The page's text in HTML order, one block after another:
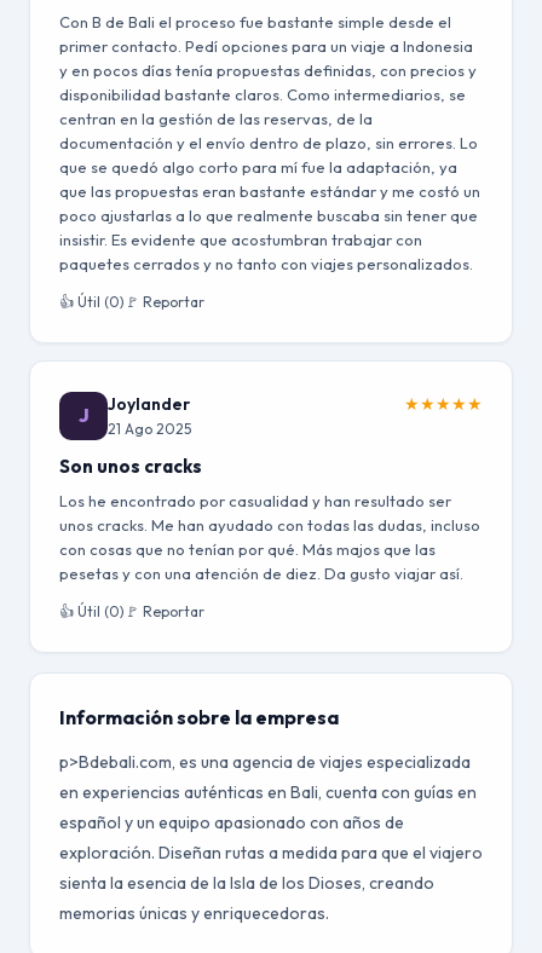
Con B de Bali el proceso fue bastante simple desde el
primer contacto. Pedí opciones para un viaje a Indonesia
y en pocos días tenía propuestas definidas, con precios y
disponibilidad bastante claros. Como intermediarios, se
centran en la gestión de las reservas, de la
documentación y el envío dentro de plazo, sin errores. Lo
que se quedó algo corto para mí fue la adaptación, ya
que las propuestas eran bastante estándar y me costó un
poco ajustarlas a lo que realmente buscaba sin tener que
insistir. Es evidente que acostumbran trabajar con
paquetes cerrados y no tanto con viajes personalizados.
👍 Útil (0) 🚩 Reportar
J Joylander
21 Ago 2025
★★★★★
Son unos cracks
Los he encontrado por casualidad y han resultado ser
unos cracks. Me han ayudado con todas las dudas, incluso
con cosas que no tenían por qué. Más majos que las
pesetas y con una atención de diez. Da gusto viajar así.
👍 Útil (0) 🚩 Reportar
Información sobre la empresa
p>Bdebali.com, es una agencia de viajes especializada
en experiencias auténticas en Bali, cuenta con guías en
español y un equipo apasionado con años de
exploración. Diseñan rutas a medida para que el viajero
sienta la esencia de la Isla de los Dioses, creando
memorias únicas y enriquecedoras.